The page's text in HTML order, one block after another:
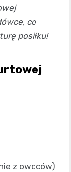
co
posiłku!
z owoców)